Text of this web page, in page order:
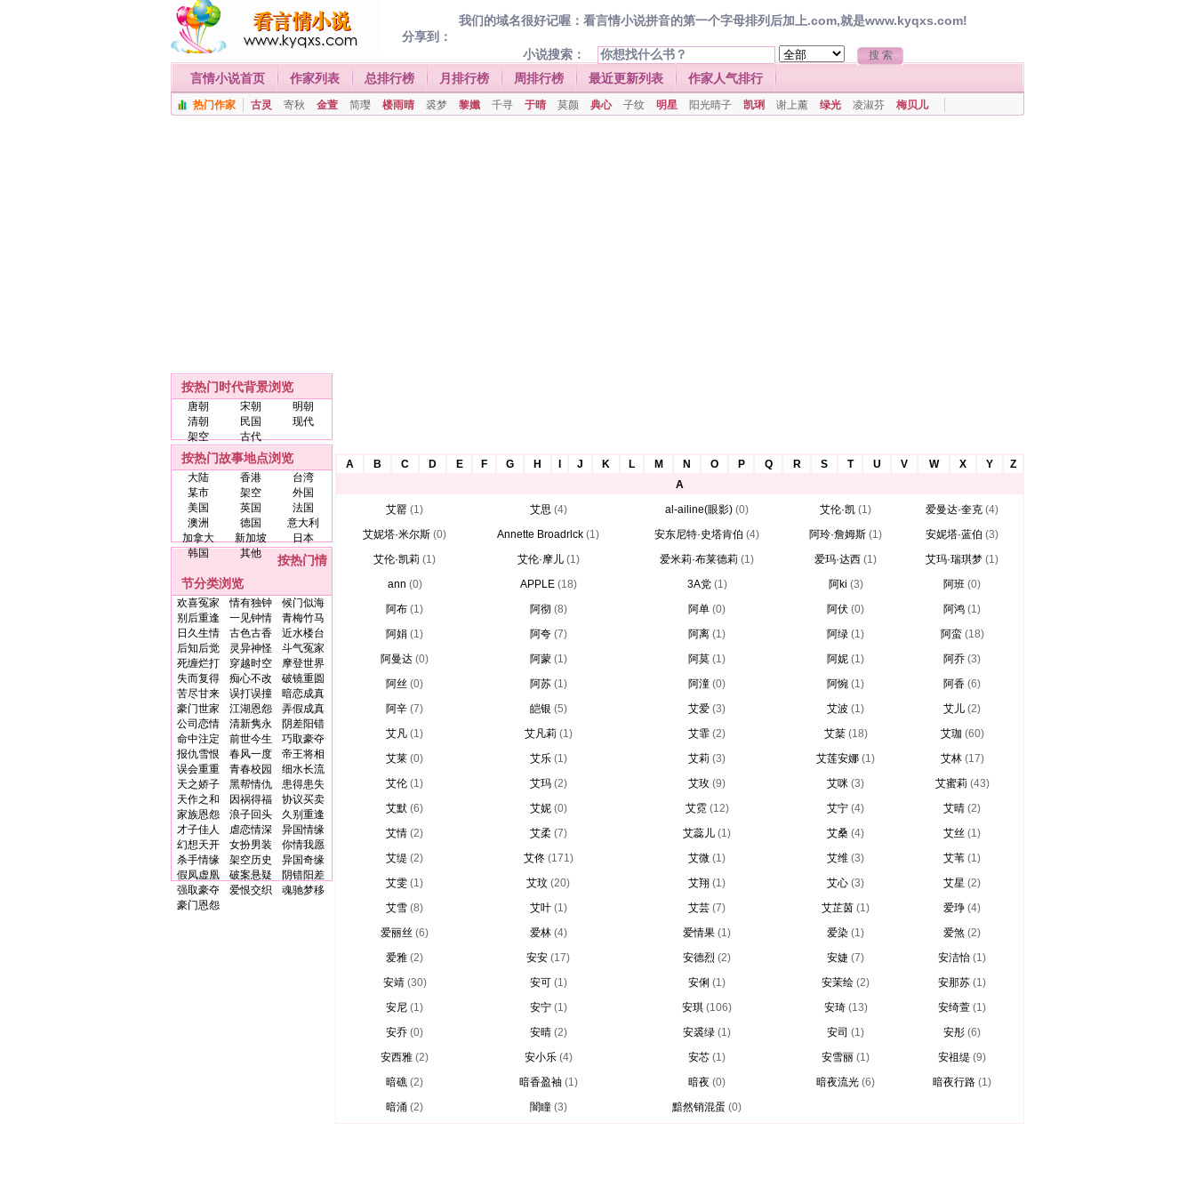
我们的域名很好记喔：看言情小说拼音的第一个字母排列后加上.com,就是www.kyqxs.com!
分享到：
小说搜索：
言情小说首页
作家列表 总排行榜 月排行榜 周排行榜 最近更新列表 作家人气排行
热门作家 古灵 寄秋 金萱 简璎 楼雨晴 裘梦 黎孅 千寻 于晴 莫颜 典心 子纹 明星 阳光晴子 凯琍 谢上薰 绿光 凌淑芬 梅贝儿
按热门时代背景浏览
唐朝 宋朝
明朝
清朝
民国
现代
架空
古代
按热门故事地点浏览
大陆 香港
台湾
某市
架空
外国
美国
英国
法国
澳洲
德国
意大利
加拿大
新加坡
日本
韩国
其他
按热门情
节分类浏览
欢喜冤家 情有独钟
候门似海
别后重逢
一见钟情
青梅竹马
日久生情
古色古香
近水楼台
后知后觉
灵异神怪
斗气冤家
死缠烂打
穿越时空
摩登世界
失而复得
痴心不改
破镜重圆
苦尽甘来
误打误撞
暗恋成真
豪门世家
江湖恩怨
弄假成真
公司恋情
清新隽永
阴差阳错
命中注定
前世今生
巧取豪夺
报仇雪恨
春风一度
帝王将相
误会重重
青春校园
细水长流
天之娇子
黑帮情仇
患得患失
天作之和
因祸得福
协议买卖
家族恩怨
浪子回头
久别重逢
才子佳人
虐恋情深
异国情缘
幻想天开
女扮男装
你情我愿
杀手情缘
架空历史
异国奇缘
假凤虚凰
破案悬疑
阴错阳差
强取豪夺
爱恨交织
魂驰梦移
豪门恩怨
A B C D E F G H J K L M N O P Q R S T U V W X Y
Z
A
艾罂 (1) 艾思 (4) al-ailine(眼影) (0) 艾伦·凯 (1) 爱曼达·奎克 (4)
艾妮塔·米尔斯 (0) Annette Broadrlck (1) 安东尼特·史塔肯伯 (4) 阿玲·詹姆斯 (1) 安妮塔·蓝伯 (3)
艾伦·凯莉 (1) 艾伦·摩儿 (1) 爱米莉·布莱德莉 (1) 爱玛·达西 (1) 艾玛·瑞琪梦 (1)
ann (0) APPLE (18) 3A党 (1) 阿ki (3) 阿班 (0)
阿布 (1) 阿彻 (8) 阿单 (0) 阿伏 (0) 阿鸿 (1)
阿娟 (1) 阿夸 (7) 阿离 (1) 阿绿 (1) 阿蛮 (18)
阿曼达 (0) 阿蒙 (1) 阿莫 (1) 阿妮 (1) 阿乔 (3)
阿丝 (0) 阿苏 (1) 阿潼 (0) 阿惋 (1) 阿香 (6)
阿辛 (7) 皑银 (5) 艾爱 (3) 艾波 (1) 艾儿 (2)
艾凡 (1) 艾凡莉 (1) 艾霏 (2) 艾棻 (18) 艾珈 (60)
艾莱 (0) 艾乐 (1) 艾莉 (3) 艾莲安娜 (1) 艾林 (17)
艾伦 (1) 艾玛 (2) 艾玫 (9) 艾咪 (3) 艾蜜莉 (43)
艾默 (6) 艾妮 (0) 艾霓 (12) 艾宁 (4) 艾晴 (2)
艾情 (2) 艾柔 (7) 艾蕊儿 (1) 艾桑 (4) 艾丝 (1)
艾缇 (2) 艾佟 (171) 艾微 (1) 艾维 (3) 艾苇 (1)
艾雯 (1) 艾玟 (20) 艾翔 (1) 艾心 (3) 艾星 (2)
艾雪 (8) 艾叶 (1) 艾芸 (7) 艾芷茵 (1) 爱琤 (4)
爱丽丝 (6) 爱林 (4) 爱情果 (1) 爱染 (1) 爱煞 (2)
爱雅 (2) 安安 (17) 安德烈 (2) 安婕 (7) 安洁怡 (1)
安靖 (30) 安可 (1) 安俐 (1) 安茉绘 (2) 安那苏 (1)
安尼 (1) 安宁 (1) 安琪 (106) 安琦 (13) 安绮萱 (1)
安乔 (0) 安晴 (2) 安裘绿 (1) 安司 (1) 安彤 (6)
安西雅 (2) 安小乐 (4) 安芯 (1) 安雪丽 (1) 安祖缇 (9)
暗礁 (2) 暗香盈袖 (1) 暗夜 (0) 暗夜流光 (6) 暗夜行路 (1)
暗涌 (2) 闇瞳 (3) 黯然销混蛋 (0)